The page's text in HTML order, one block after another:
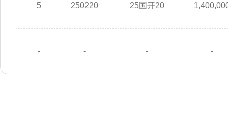
5 250220 25国开20
- - - -